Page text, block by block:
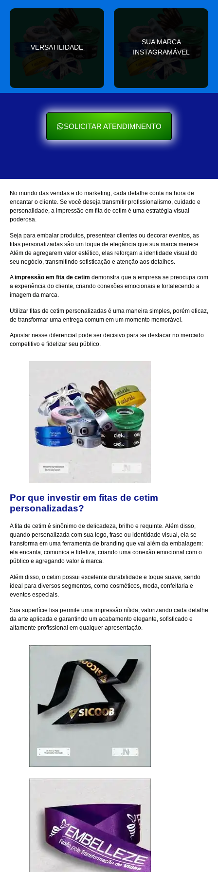
VERSATILIDADE
Se encaixa em qualquer
ocasião e sempre agrega
valor
SUA MARCA
INSTAGRAMÁVEL
Seu cliente ama mostrar
nas redes sociais
SOLICITAR ATENDIMNENTO
No mundo das vendas e do marketing, cada detalhe conta na hora de
encantar o cliente. Se você deseja transmitir profissionalismo, cuidado e
personalidade, a impressão em fita de cetim é uma estratégia visual
poderosa.
Seja para embalar produtos, presentear clientes ou decorar eventos, as
fitas personalizadas são um toque de elegância que sua marca merece.
Além de agregarem valor estético, elas reforçam a identidade visual do
seu negócio, transmitindo sofisticação e atenção aos detalhes.
Aimpressão em fita de cetim demonstra que a empresa se preocupa com
a experiência do cliente, criando conexões emocionais e fortalecendo a
imagem da marca.
Utilizar fitas de cetim personalizadas é uma maneira simples, porém eficaz,
de transformar uma entrega comum em um momento memorável.
Apostar nesse diferencial pode ser decisivo para se destacar no mercado
competitivo e fidelizar seu público.
Por que investir em fitas de cetim
personalizadas?
A fita de cetim é sinônimo de delicadeza, brilho e requinte. Além disso,
quando personalizada com sua logo, frase ou identidade visual, ela se
transforma em uma ferramenta de branding que vai além da embalagem:
ela encanta, comunica e fideliza, criando uma conexão emocional com o
público e agregando valor à marca.
Além disso, o cetim possui excelente durabilidade e toque suave, sendo
ideal para diversos segmentos, como cosméticos, moda, confeitaria e
eventos especiais.
Sua superfície lisa permite uma impressão nítida, valorizando cada detalhe
da arte aplicada e garantindo um acabamento elegante, sofisticado e
altamente profissional em qualquer apresentação.